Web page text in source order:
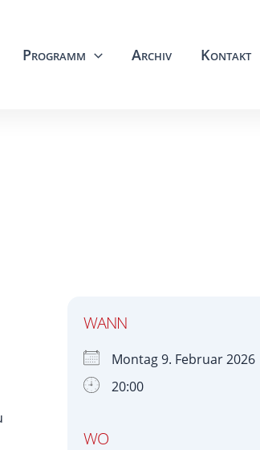
Programm Archiv Kontakt
WANN
Montag 9. Februar 2026
20:00
WO